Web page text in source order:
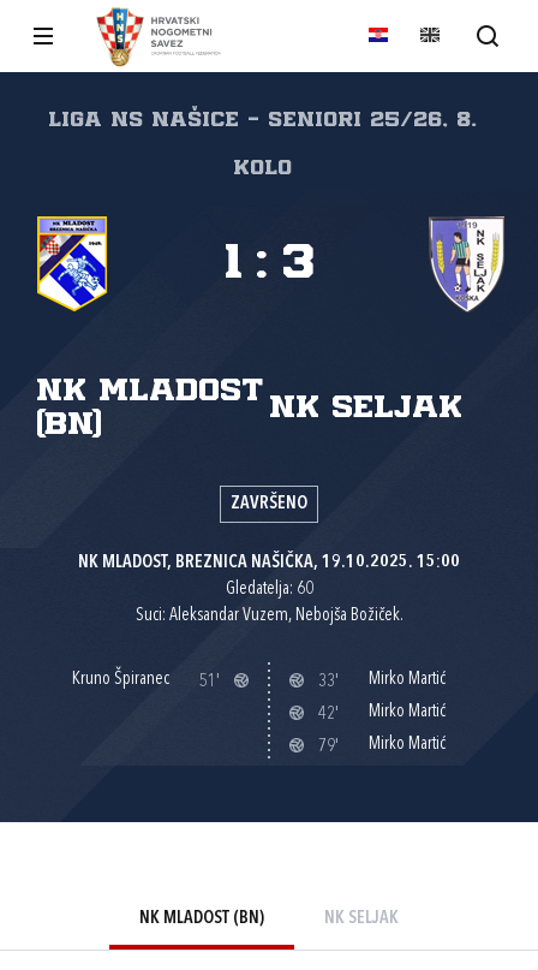
LIGA NS Našice - Seniori 25/26, 8.
kolo
NK Mladost
(BN)
NK Seljak
1 : 3
ZAVRŠENO
NK MLADOST, BREZNICA NAŠIČKA, 19.10.2025. 15:00
Gledatelja: 60
Suci: Aleksandar Vuzem, Nebojša Božiček.
Kruno Špiranec 51' 33'
Mirko Martić
42'
Mirko Martić
79'
Mirko Martić
NK MLADOST (BN) NK SELJAK